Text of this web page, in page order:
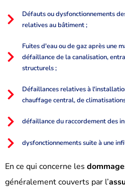
Défauts ou dysfonctionnements
relatives au bâtiment ;
Fuites d'eau ou de gaz après une
défaillance de la canalisation,
structurels ;
Défaillances relatives à
chauffage central, de
défaillance du raccordement des
dysfonctionnements suite à une
En ce qui concerne les
généralement couverts par l’